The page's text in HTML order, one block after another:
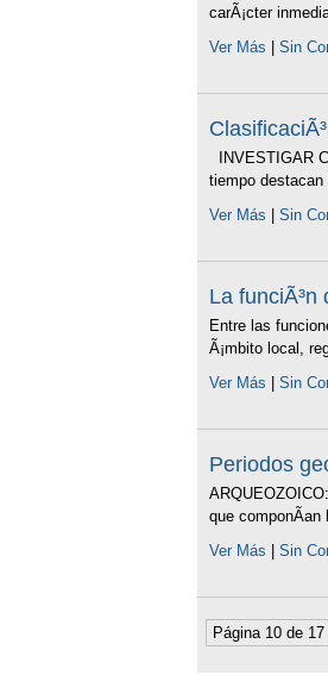
carÃ¡cter
Ver Más
Sin
INVESTIGAR
tiempo
Ver Más
Sin
La funciÃ³n
Entre las
Ã¡mbito local,
Ver Más
Sin
Periodos
que componÃ­an
Ver Más
Sin
Página 10 de 17